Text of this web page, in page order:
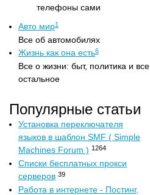
телефоны сами
Авто мир1
Все об автомобилях
Жизнь как она есть6
Все о жизни: быт, политика и все
остальное
Популярные статьи
Установка переключателя
языков в шаблон SMF ( Simple
Machines Forum ) 1264
Списки бесплатных прокси
серверов 39
Работа в интернете - Постинг,